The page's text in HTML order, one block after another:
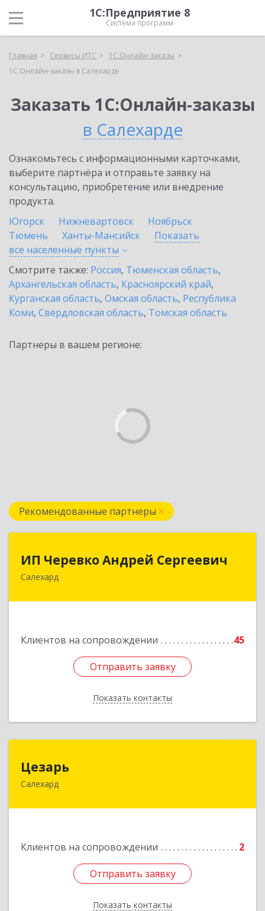
1С:Предприятие 8
Система программ
Главная Сервисы ИТС
1С:Онлайн-заказы
1С:Онлайн-заказы в Салехарде
Заказать 1С:Онлайн-заказы
в Салехарде
Ознакомьтесь с информационными карточками,
выберите партнёра и отправьте заявку на
консультацию, приобретение или внедрение
продукта.
Югорск
Нижневартовск
Ноябрьск
Тюмень
Ханты-Мансийск
Показать
все населенные пункты
Смотрите также: Россия, Тюменская область,
Архангельская область, Красноярский край,
Курганская область, Омская область, Республика
Коми, Свердловская область, Томская область
Партнеры в вашем регионе:
Рекомендованные партнеры
ИП Черевко Андрей Сергеевич
Салехард
Клиентов на сопровождении 45
Отправить заявку
Показать контакты
ИП Черевко Андрей Сергеевич
629003, Ямало-Ненецкий АО, Салехард г,
Отправить заявку
Назад
Цезарь
Салехард
Клиентов на сопровождении 2
Отправить заявку
Показать контакты
629008, Ямало-Ненецкий АО, Салехард г,
Отправить заявку
Назад